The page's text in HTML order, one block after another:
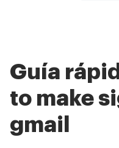
Guía
to make
gmail